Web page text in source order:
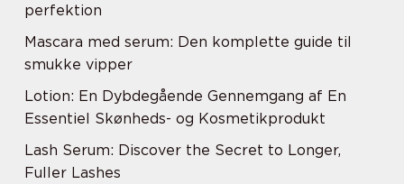
perfektion
Mascara med serum: Den komplette guide til
smukke vipper
Lotion: En Dybdegående Gennemgang af En
Essentiel Skønheds- og Kosmetikprodukt
Lash Serum: Discover the Secret to Longer,
Fuller Lashes